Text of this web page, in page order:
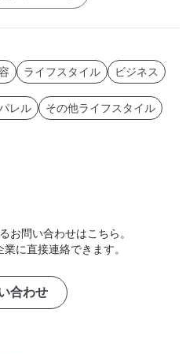
ライフスタイル ビジネス
レル
その他ライフスタイル
お問い合わせはこちら。
に直接連絡できます。
合わせ